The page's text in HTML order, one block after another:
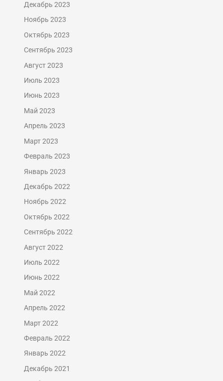
Декабрь 2023
Ноябрь 2023
Октябрь 2023
Сентябрь 2023
Август 2023
Июль 2023
Июнь 2023
Май 2023
Апрель 2023
Март 2023
Февраль 2023
Январь 2023
Декабрь 2022
Ноябрь 2022
Октябрь 2022
Сентябрь 2022
Август 2022
Июль 2022
Июнь 2022
Май 2022
Апрель 2022
Март 2022
Февраль 2022
Январь 2022
Декабрь 2021